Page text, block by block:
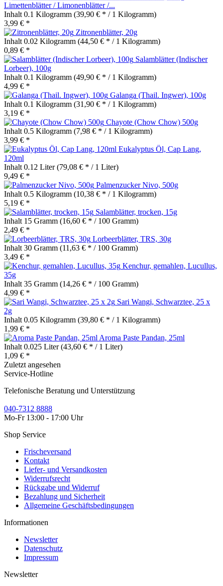
Limettenblätter / Limonenblätter /...
Inhalt 0.1 Kilogramm (39,90 € * / 1 Kilogramm)
3,99 € *
Zitronenblätter, 20g
Inhalt 0.02 Kilogramm (44,50 € * / 1 Kilogramm)
0,89 € *
Salamblätter (Indischer
Lorbeer), 100g
Inhalt 0.1 Kilogramm (49,90 € * / 1 Kilogramm)
4,99 € *
Galanga (Thail. Ingwer), 100g
Inhalt 0.1 Kilogramm (31,90 € * / 1 Kilogramm)
3,19 € *
Chayote (Chow Chow) 500g
Inhalt 0.5 Kilogramm (7,98 € * / 1 Kilogramm)
3,99 € *
Eukalyptus Öl, Cap Lang,
120ml
Inhalt 0.12 Liter(79,08 € * / 1 Liter)
9,49 € *
Palmenzucker Nivo, 500g
Inhalt 0.5 Kilogramm (10,38 € * / 1 Kilogramm)
5,19 € *
Salamblätter, trocken, 15g
Inhalt 15 Gramm (16,60 € * / 100 Gramm)
2,49 € *
Lorbeerblätter, TRS, 30g
Inhalt 30 Gramm (11,63 € * / 100 Gramm)
3,49 € *
Kenchur, gemahlen, Lucullus,
35g
Inhalt 35 Gramm (14,26 € * / 100 Gramm)
4,99 € *
Sari Wangi, Schwarztee, 25 x
2g
Inhalt 0.05 Kilogramm (39,80 € * / 1 Kilogramm)
1,99 € *
Aroma Paste Pandan, 25ml
Inhalt 0.025 Liter(43,60 € * / 1 Liter)
1,09 € *
Zuletzt angesehen
Service-Hotline
Telefonische Beratung und Unterstützung
040-7312 8888
Mo-Fr 13:00 - 17:00 Uhr
Shop Service
Frischeversand
Kontakt
Liefer- und Versandkosten
Widerrufsrecht
Rückgabe und Widerruf
Bezahlung und Sicherheit
Allgemeine Geschäftsbedingungen
Informationen
Newsletter
Datenschutz
Impressum
Newsletter